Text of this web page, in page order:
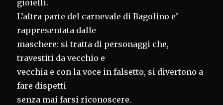
gioielli.
L’altra parte del carnevale di Bagolino e’
rappresentata dalle
maschere: si tratta di personaggi che,
travestiti da vecchio e
vecchia e con la voce in falsetto, si divertono a
fare dispetti
senza mai farsi riconoscere.